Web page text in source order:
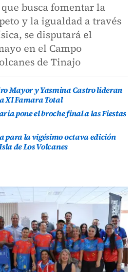
busca fomentar la
y la igualdad a través
se disputará el
en el Campo
de Tinajo
Mayor y Yasmina Castro lideran
XI Famara Total
pone el broche final a las Fiestas
para la vigésimo octava edición
de Los Volcanes